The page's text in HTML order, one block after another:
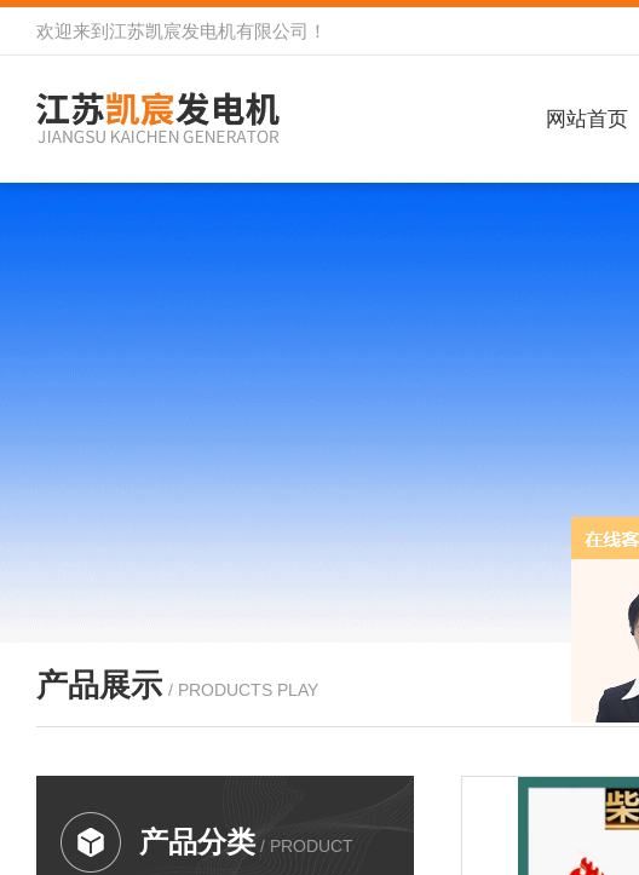
欢迎来到 江苏凯宸发电机有限公司 ！
网站首页
产品展示 / PRODUCTS PLAY
产品分类 / PRODUCT